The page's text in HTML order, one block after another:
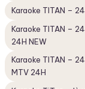
Karaoke TITAN –
Karaoke TITAN –
24H NEW
Karaoke TITAN –
MTV 24H